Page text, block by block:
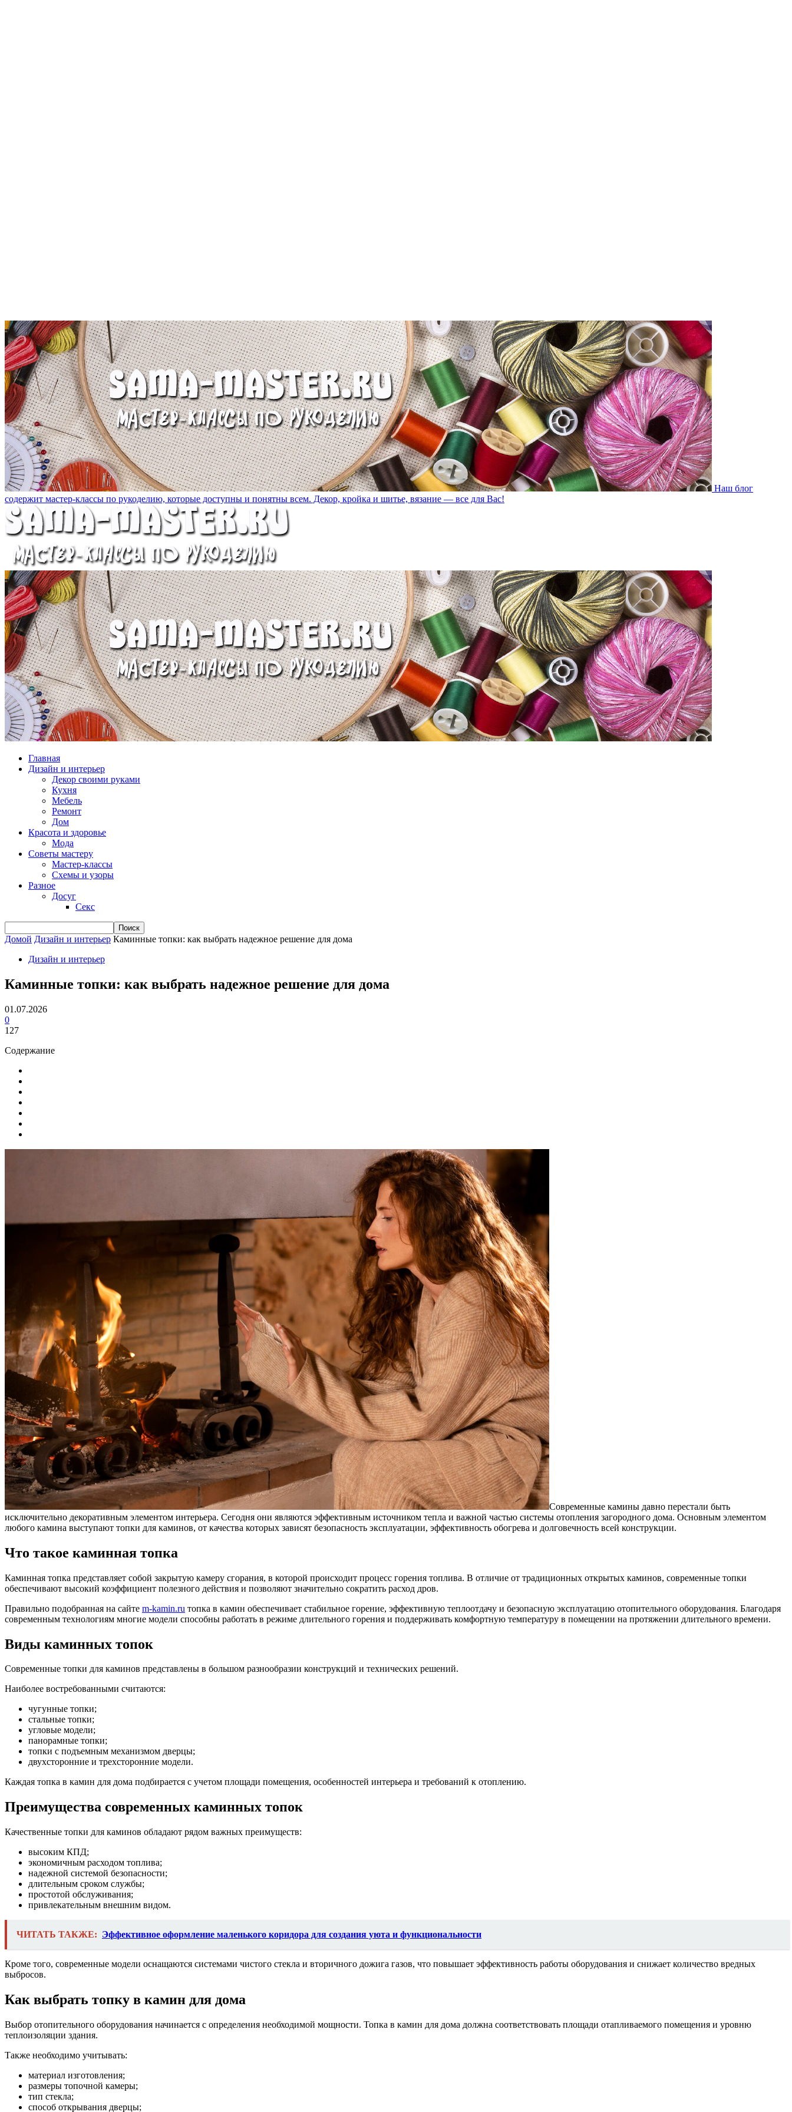
Наш блог
содержит мастер-классы по рукоделию, которые доступны и понятны всем. Декор, кройка и шитье, вязание — все для Вас!
Главная
Дизайн и интерьер
Декор своими руками
Кухня
Мебель
Ремонт
Дом
Красота и здоровье
Мода
Советы мастеру
Мастер-классы
Схемы и узоры
Разное
Досуг
Секс
Домой Дизайн и интерьер Каминные топки: как выбрать надежное решение для дома
Дизайн и интерьер
Каминные топки: как выбрать надежное решение для дома
01.07.2026
0
127
Содержание
Современные камины давно перестали быть
исключительно декоративным элементом интерьера. Сегодня они являются эффективным источником тепла и важной частью системы отопления загородного дома. Основным элементом
любого камина выступают топки для каминов, от качества которых зависят безопасность эксплуатации, эффективность обогрева и долговечность всей конструкции.
Что такое каминная топка
Каминная топка представляет собой закрытую камеру сгорания, в которой происходит процесс горения топлива. В отличие от традиционных открытых каминов, современные топки
обеспечивают высокий коэффициент полезного действия и позволяют значительно сократить расход дров.
Правильно подобранная на сайте m-kamin.ru топка в камин обеспечивает стабильное горение, эффективную теплоотдачу и безопасную эксплуатацию отопительного оборудования. Благодаря
современным технологиям многие модели способны работать в режиме длительного горения и поддерживать комфортную температуру в помещении на протяжении длительного времени.
Виды каминных топок
Современные топки для каминов представлены в большом разнообразии конструкций и технических решений.
Наиболее востребованными считаются:
чугунные топки;
стальные топки;
угловые модели;
панорамные топки;
топки с подъемным механизмом дверцы;
двухсторонние и трехсторонние модели.
Каждая топка в камин для дома подбирается с учетом площади помещения, особенностей интерьера и требований к отоплению.
Преимущества современных каминных топок
Качественные топки для каминов обладают рядом важных преимуществ:
высоким КПД;
экономичным расходом топлива;
надежной системой безопасности;
длительным сроком службы;
простотой обслуживания;
привлекательным внешним видом.
ЧИТАТЬ ТАКЖЕ: Эффективное оформление маленького коридора для создания уюта и функциональности
Кроме того, современные модели оснащаются системами чистого стекла и вторичного дожига газов, что повышает эффективность работы оборудования и снижает количество вредных
выбросов.
Как выбрать топку в камин для дома
Выбор отопительного оборудования начинается с определения необходимой мощности. Топка в камин для дома должна соответствовать площади отапливаемого помещения и уровню
теплоизоляции здания.
Также необходимо учитывать:
материал изготовления;
размеры топочной камеры;
тип стекла;
способ открывания дверцы;